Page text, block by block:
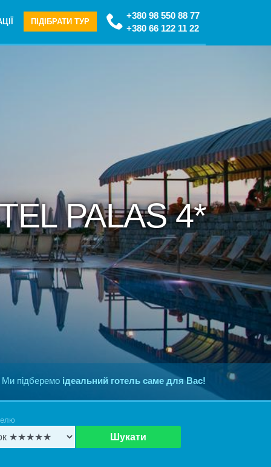
+380 98 550 88 77
+380 66 122 11 22
ПІДІБРАТИ ТУР
PALAS 4*
підберемо ідеальний готель саме для Вас!
Шукати